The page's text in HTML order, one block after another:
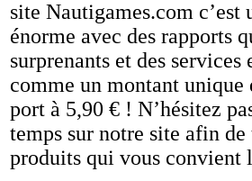
site Nautigames.com c’est
énorme avec des rapports
surprenants et des services
comme un montant unique
port à 5,90 € ! N’hésitez
temps sur notre site afin
produits qui vous convient